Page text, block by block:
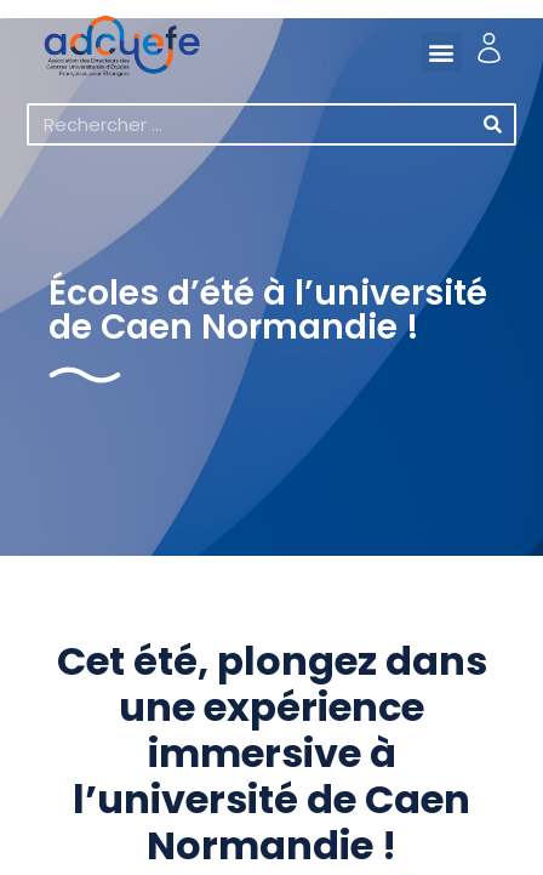
Écoles d’été à l’université
de Caen Normandie !
Cet été, plongez dans
une expérience
immersive à
l’université de Caen
Normandie !